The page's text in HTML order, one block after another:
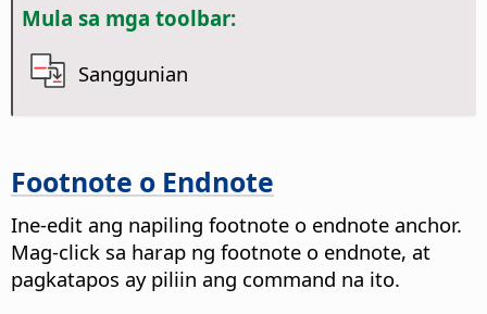
Mula sa mga toolbar:
Sanggunian
Footnote o Endnote
Ine-edit ang napiling footnote o endnote anchor.
Mag-click sa harap ng footnote o endnote, at
pagkatapos ay piliin ang command na ito.